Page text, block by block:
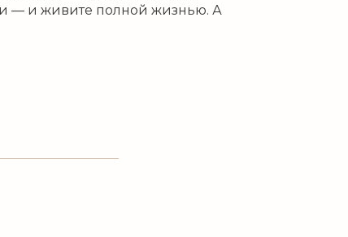
— и живите полной жизнью. А